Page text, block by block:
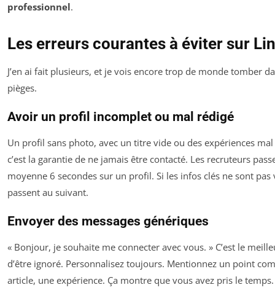
professionnel.
Les erreurs courantes à éviter sur
J’en ai fait plusieurs, et je vois encore trop de monde tomber
pièges.
Avoir un profil incomplet ou mal rédigé
Un profil sans photo, avec un titre vide ou des expériences
c’est la garantie de ne jamais être contacté. Les recruteurs
moyenne 6 secondes sur un profil. Si les infos clés ne sont pas
passent au suivant.
Envoyer des messages génériques
« Bonjour, je souhaite me connecter avec vous. » C’est le
d’être ignoré. Personnalisez toujours. Mentionnez un point
article, une expérience. Ça montre que vous avez pris le temps.